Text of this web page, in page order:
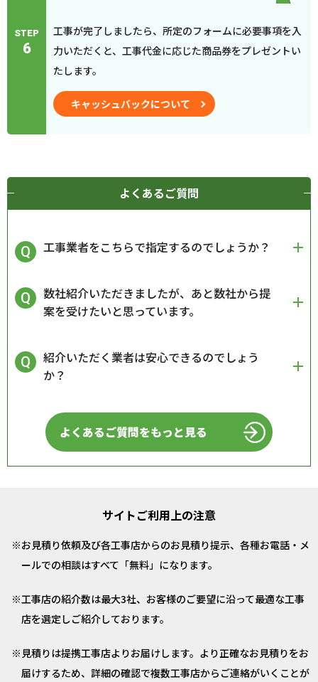
STEP
6
工事が完了しましたら、所定のフォームに必要事項を入
力いただくと、工事代金に応じた商品券をプレゼントい
たします。
キャッシュバックについて
よくあるご質問
工事業者をこちらで指定するのでしょうか？
数社紹介いただきましたが、あと数社から提
案を受けたいと思っています。
紹介いただく業者は安心できるのでしょう
か？
よくあるご質問をもっと見る
サイトご利用上の注意
お見積り依頼及び各工事店からのお見積り提示、各種お電話・メ
ールでの相談はすべて「無料」になります。
工事店の紹介数は最大3社、お客様のご要望に沿って最適な工事
店を選定しご紹介しております。
見積りは提携工事店よりお届けします。より正確なお見積りをお
届けするため、詳細の確認で複数工事店からご連絡がいくことが